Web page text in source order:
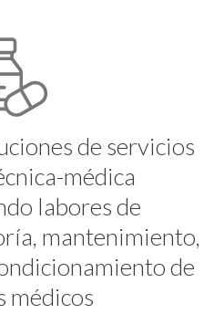
de servicios
médica
labores de
mantenimiento,
de
médicos